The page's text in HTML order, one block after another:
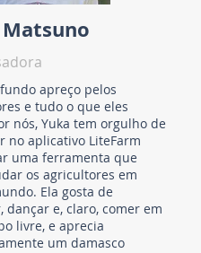
apreço pelos
e tudo o que eles
nós, Yuka tem orgulho de
no aplicativo LiteFarm
uma ferramenta que
os agricultores em
Ela gosta de
dançar e, claro, comer em
livre, e aprecia
um damasco